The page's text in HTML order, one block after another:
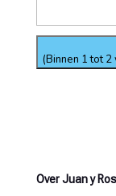
(Binnen 1 tot
Over Juan y